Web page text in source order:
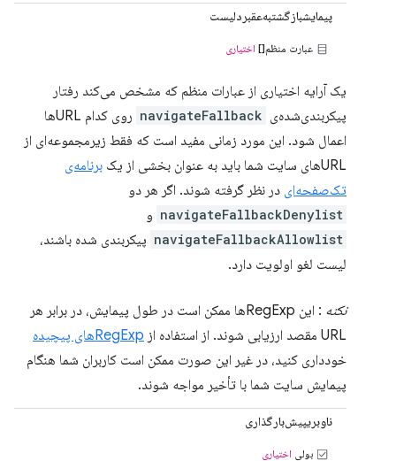
پیمایشبازگشتبه‌عقبردلیست
عبارت منظم[] اختیاری
یک آرایه اختیاری از عبارات منظم که مشخص می‌کند رفتار
پیکربندی‌شده‌ی navigateFallback
روی کدام URLها
اعمال شود. این مورد زمانی مفید است که فقط زیرمجموعه‌ای از
URLهای سایت شما باید به عنوان بخشی از یک
برنامه‌ی
تک‌صفحه‌ای در نظر گرفته شوند. اگر هر دو
navigateFallbackDenylist و
navigateFallbackAllowlist پیکربندی شده باشند،
لیست لغو اولویت دارد.
نکته
: این RegExpها ممکن است در طول پیمایش، در برابر هر
URL مقصد ارزیابی شوند. از استفاده از
RegExpهای پیچیده
خودداری کنید، در غیر این صورت ممکن است کاربران شما هنگام
پیمایش سایت شما با تأخیر مواجه شوند.
ناوبریپیش‌بارگذاری
بولی اختیاری